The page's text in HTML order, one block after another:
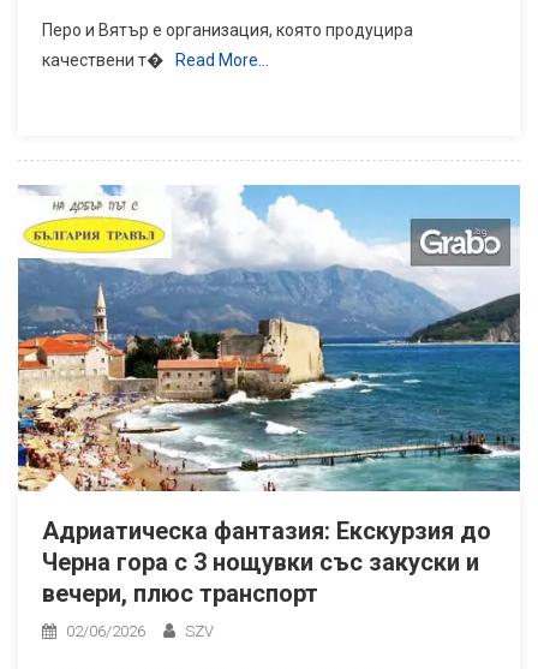
Перо и Вятър е организация, която продуцира
качествени т�
Read More…
Адриатическа фантазия: Екскурзия до
Черна гора с 3 нощувки със закуски и
вечери, плюс транспорт
02/06/2026 SZV